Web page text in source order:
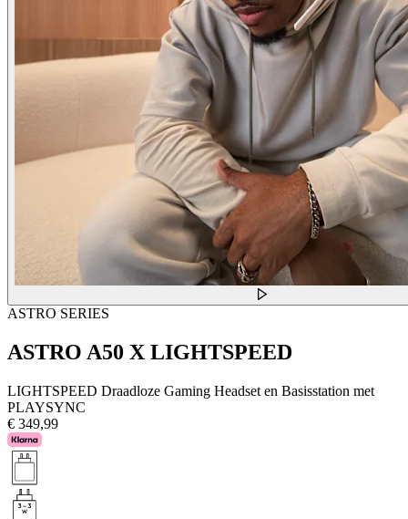
ASTRO SERIES
ASTRO A50 X LIGHTSPEED
LIGHTSPEED Draadloze Gaming Headset en Basisstation met
PLAYSYNC
€ 349,99